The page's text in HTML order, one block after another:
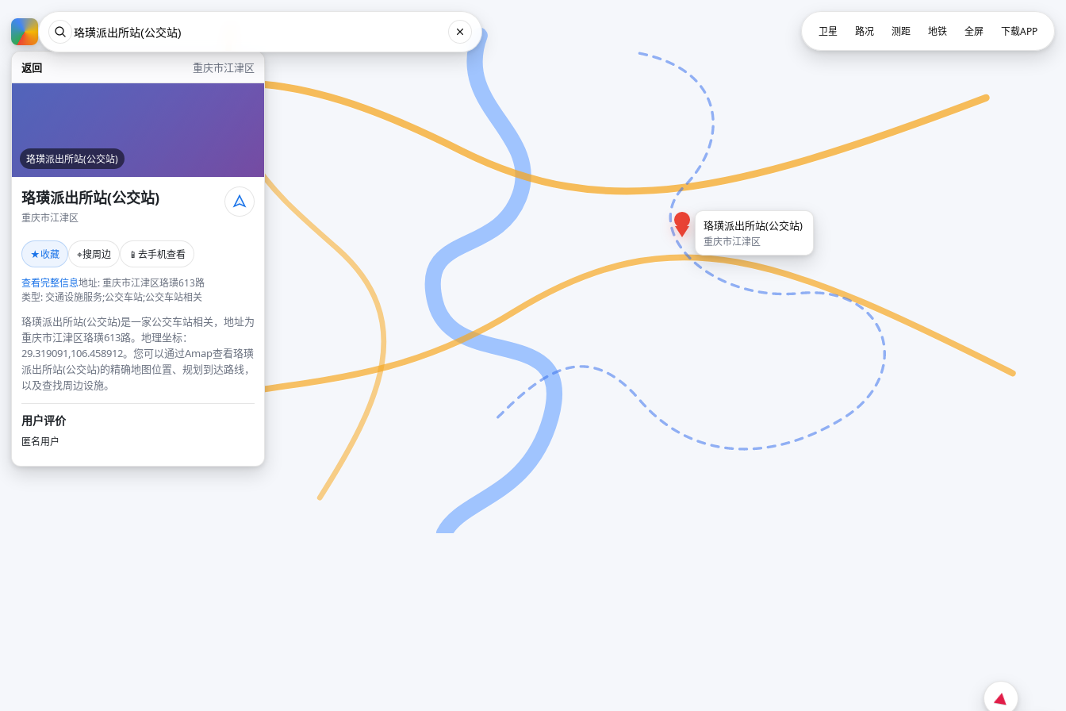
返回 重庆市江津区
珞璜派出所站(公交站)
珞璜派出所站(公交站)
重庆市江津区
★收藏 ⌖搜周边 📱 去手机查看
查看完整信息地址: 重庆市江津区珞璜613路
类型: 交通设施服务;公交车站;公交车站相关
珞璜派出所站(公交站)是一家公交车站相关，地址为
重庆市江津区珞璜613路。地理坐标：
29.319091,106.458912。您可以通过Amap查看珞璜
派出所站(公交站)的精确地图位置、规划到达路线，
以及查找周边设施。
用户评价
匿名用户
珞璜派出所站(公交站)
重庆市江津区
卫星 路况 测距 地铁 全屏 下载APP